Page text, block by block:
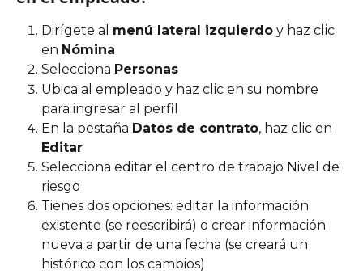
Dirígete al menú lateral izquierdo y haz clic
en Nómina
Selecciona Personas
Ubica al empleado y haz clic en su nombre
para ingresar al perfil
En la pestaña Datos de contrato, haz clic en
Editar
Selecciona editar el centro de trabajo Nivel de
riesgo
Tienes dos opciones: editar la información
existente (se reescribirá) o crear información
nueva a partir de una fecha (se creará un
histórico con los cambios)